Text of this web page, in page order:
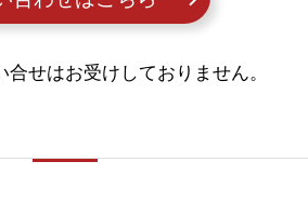
合せはお受けしておりません。